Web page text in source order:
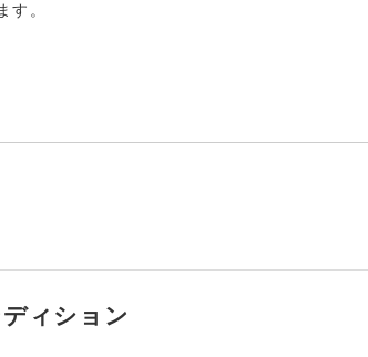
。
ディション